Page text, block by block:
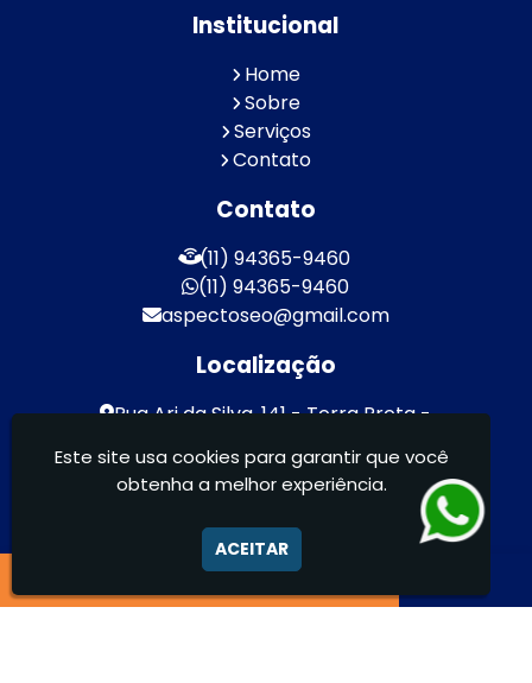
Institucional
Home
Sobre
Serviços
Contato
Contato
(11) 94365-9460
(11) 94365-9460
aspectoseo@gmail.com
Localização
Rua Ari da Silva, 141 - Terra Preta -
Aspecto Comunicação Visual Ltda -
Este site usa cookies para garantir que você
obtenha a melhor experiência.
ACEITAR